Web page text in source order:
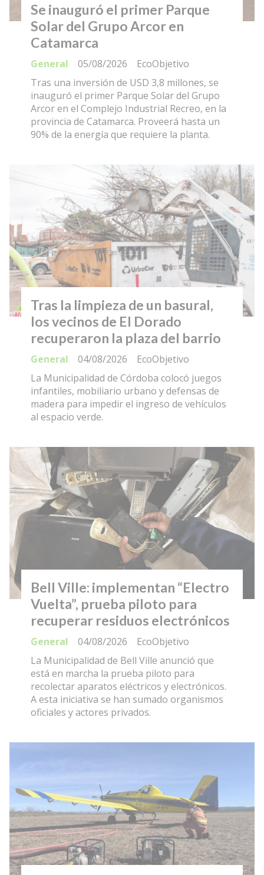
Se inauguró el primer Parque
Solar del Grupo Arcor en
Catamarca
EcoObjetivo
General
05/08/2026
Tras una inversión de USD 3,8 millones, se
inauguró el primer Parque Solar del Grupo
Arcor en el Complejo Industrial Recreo, en la
provincia de Catamarca. Proveerá hasta un
90% de la energía que requiere la planta.
Tras la limpieza de un basural,
los vecinos de El Dorado
recuperaron la plaza del barrio
EcoObjetivo
General
04/08/2026
La Municipalidad de Córdoba colocó juegos
infantiles, mobiliario urbano y defensas de
madera para impedir el ingreso de vehículos
al espacio verde.
Bell Ville: implementan “Electro
Vuelta”, prueba piloto para
recuperar residuos electrónicos
EcoObjetivo
General
04/08/2026
La Municipalidad de Bell Ville anunció que
está en marcha la prueba piloto para
recolectar aparatos eléctricos y electrónicos.
A esta iniciativa se han sumado organismos
oficiales y actores privados.